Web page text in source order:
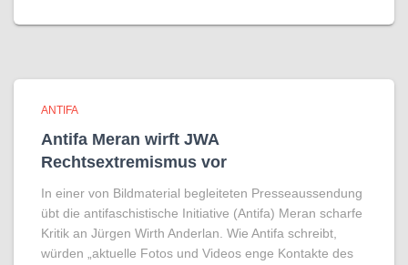
ANTIFA
Antifa Meran wirft JWA
Rechtsextremismus vor
In einer von Bildmaterial begleiteten Presseaussendung
übt die antifaschistische Initiative (Antifa) Meran scharfe
Kritik an Jürgen Wirth Anderlan. Wie Antifa schreibt,
würden „aktuelle Fotos und Videos enge Kontakte des